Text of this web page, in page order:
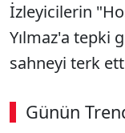
İzleyicilerin
Yılmaz'a tepki
sahneyi terk
Günün